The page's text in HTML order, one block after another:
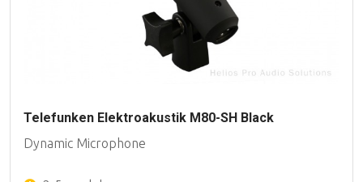
Telefunken Elektroakustik M80-SH Black
Dynamic Microphone